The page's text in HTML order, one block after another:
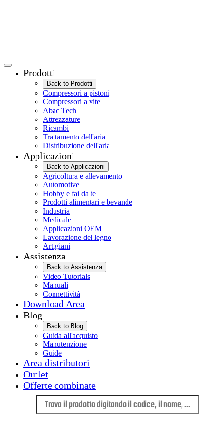
Prodotti
Back to Prodotti
Compressori a pistoni
Compressori a vite
Abac Tech
Attrezzature
Ricambi
Trattamento dell'aria
Distribuzione dell'aria
Applicazioni
Back to Applicazioni
Agricoltura e allevamento
Automotive
Hobby e fai da te
Prodotti alimentari e bevande
Industria
Medicale
Applicazioni OEM
Lavorazione del legno
Artigiani
Assistenza
Back to Assistenza
Video Tutorials
Manuali
Connettività
Download Area
Blog
Back to Blog
Guida all'acquisto
Manutenzione
Guide
Area distributori
Outlet
Offerte combinate